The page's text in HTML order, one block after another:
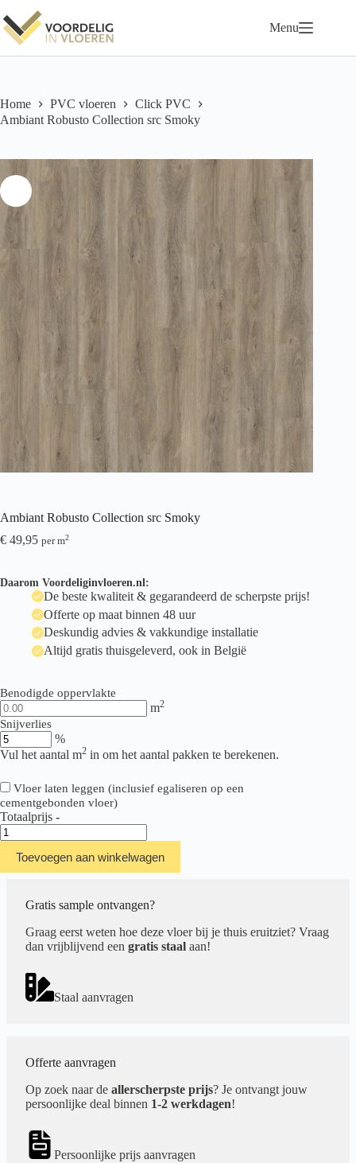
naar
de
inhoud
Menu
Home PVC vloeren
Click PVC
Ambiant Robusto Collection src Smoky
Ambiant Robusto Collection src Smoky
€ 49,95 per m2
Daarom Voordeliginvloeren.nl:
De beste kwaliteit & gegarandeerd de scherpste prijs!
Offerte op maat binnen 48 uur
Deskundig advies & vakkundige installatie
Altijd gratis thuisgeleverd, ook in België
Benodigde oppervlakte
m2
Snijverlies
%
Vul het aantal m2 in om het aantal pakken te berekenen.
Vloer laten leggen (inclusief egaliseren op een
cementgebonden vloer)
Totaalprijs -
Ambiant
Robusto
Collection
src
aantal
Toevoegen aan winkelwagen
Gratis sample ontvangen?
Graag eerst weten hoe deze vloer bij je thuis eruitziet? Vraag
dan vrijblijvend een gratis staal aan!
Staal aanvragen
Offerte aanvragen
Op zoek naar de allerscherpste prijs? Je ontvangt jouw
persoonlijke deal binnen 1-2 werkdagen!
Persoonlijke prijs aanvragen